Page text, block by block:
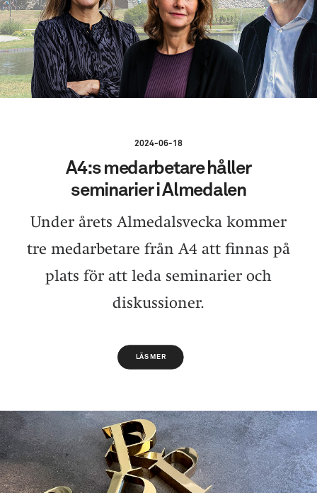
2024-06-18
A4:s medarbetare håller
seminarier i Almedalen
Under årets Almedalsvecka kommer
tre medarbetare från A4 att finnas på
plats för att leda seminarier och
diskussioner.
LÄS MER